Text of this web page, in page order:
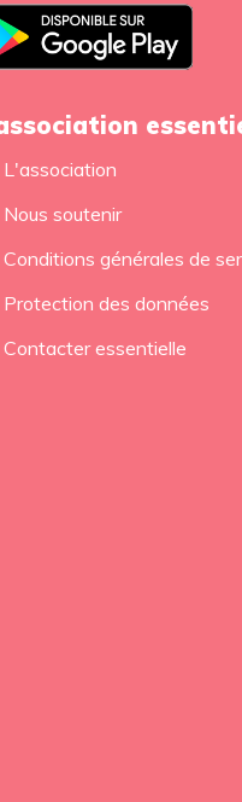
L'association
Nous soutenir
Conditions générales de
Protection des données
Contacter essentielle